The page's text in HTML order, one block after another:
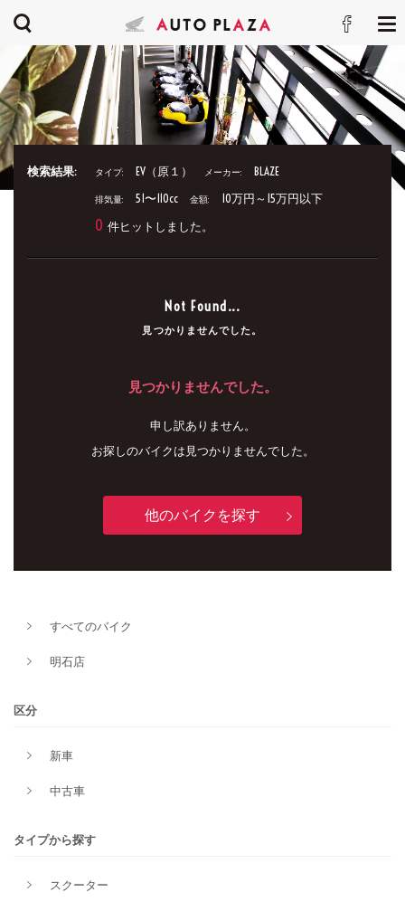
検索結果: タイプ: EV（原１） メーカー: BLAZE
排気量: 51〜110cc 金額: 10万円～15万円以下
0 件ヒットしました。
Not Found...
見つかりませんでした。
見つかりませんでした。
申し訳ありません。
お探しのバイクは見つかりませんでした。
他のバイクを探す
すべてのバイク
明石店
区分
新車
中古車
タイプから探す
スクーター
タイプ
メーカー
排気量